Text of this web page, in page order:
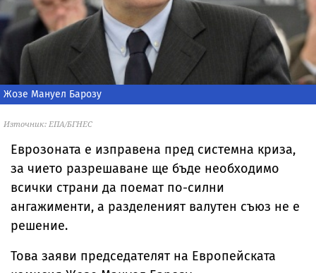
Жозе Мануел Барозу
Източник: ЕПА/БГНЕС
Еврозоната е изправена пред системна криза,
за чието разрешаване ще бъде необходимо
всички страни да поемат по-силни
ангажименти, а разделеният валутен съюз не е
решение.
Това заяви председателят на Европейската